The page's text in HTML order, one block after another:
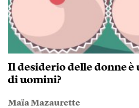
Il desiderio delle donne è
di uomini?
Maïa Mazaurette